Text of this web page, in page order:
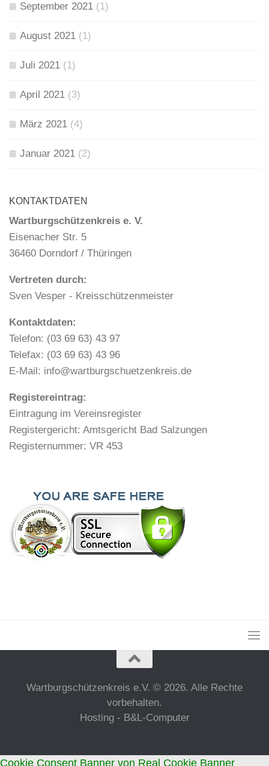
September 2021 (1)
August 2021 (1)
Juli 2021 (1)
April 2021 (3)
März 2021 (4)
Januar 2021 (2)
KONTAKTDATEN
Wartburgschützenkreis e. V.
Eisenacher Str. 5
36460 Dorndorf / Thüringen
Vertreten durch:
Sven Vesper - Kreisschützenmeister
Kontaktdaten:
Telefon: (03 69 63) 43 97
Telefax: (03 69 63) 43 96
E-Mail: info@wartburgschuetzenkreis.de
Registereintrag:
Eintragung im Vereinsregister
Registergericht: Amtsgericht Bad Salzungen
Registernummer: VR 453
Wartburgschützenkreis e.V. © 2026. Alle Rechte
vorbehalten.
Hosting - B&L-Computer
Cookie Consent Banner von Real Cookie Banner